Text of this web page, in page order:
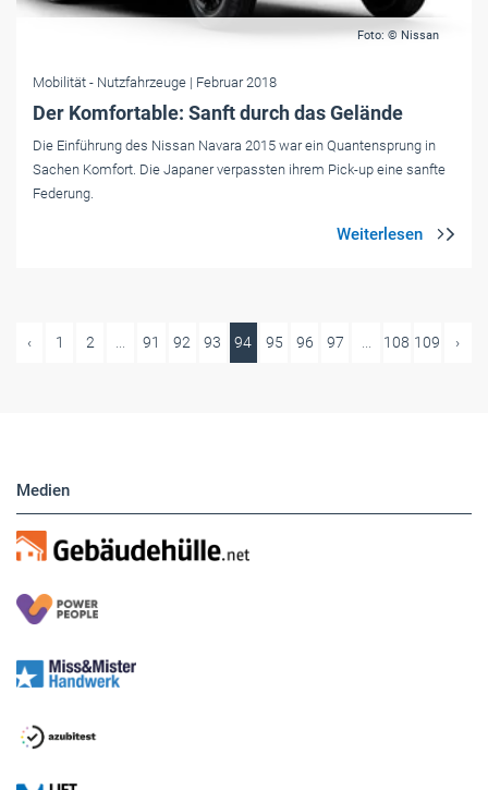
Foto: © Nissan
Mobilität - Nutzfahrzeuge | Februar 2018
Der Komfortable: Sanft durch das Gelände
Die Einführung des Nissan Navara 2015 war ein Quantensprung in
Sachen Komfort. Die Japaner verpassten ihrem Pick-up eine sanfte
Federung.
‹ 1 2 ... 91 92 93 94 95 96 97 ... 108 109 ›
Medien